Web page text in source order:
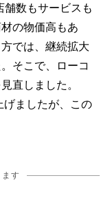
数もサービスも
の物価高もあ
では、継続拡大
そこで、ローコ
直しました。
ましたが、この
す